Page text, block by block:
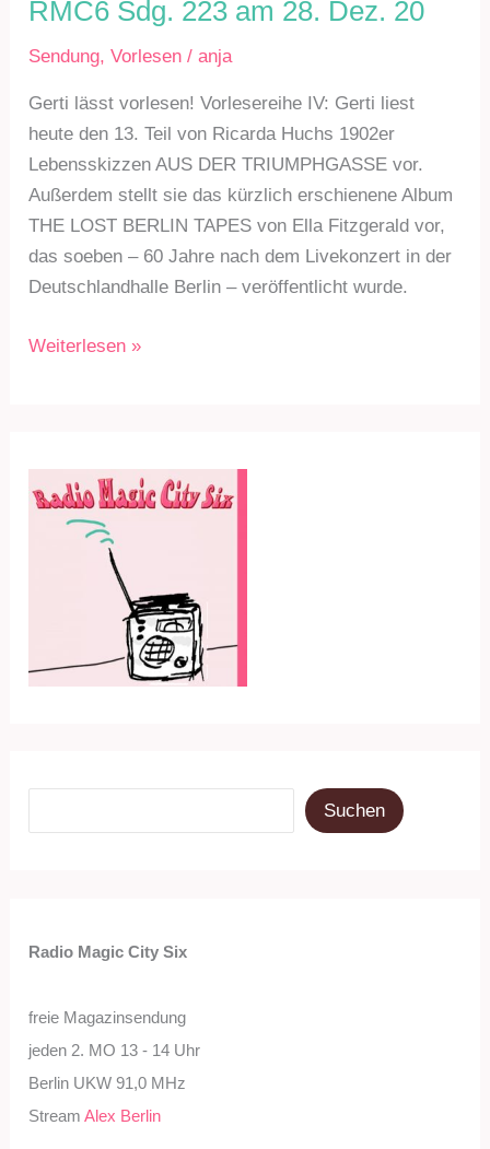
RMC6 Sdg. 223 am 28. Dez. 20
Sendung,Vorlesen /anja
Gerti lässt vorlesen! Vorlesereihe IV: Gerti liest
heute den 13. Teil von Ricarda Huchs 1902er
Lebensskizzen AUS DER TRIUMPHGASSE vor.
Außerdem stellt sie das kürzlich erschienene Album
THE LOST BERLIN TAPES von Ella Fitzgerald vor,
das soeben – 60 Jahre nach dem Livekonzert in der
Deutschlandhalle Berlin – veröffentlicht wurde.
RMC6
28.
Dez.
Weiterlesen »
Suchen
Radio Magic City Six
freie Magazinsendung
jeden 2. MO 13 - 14 Uhr
Berlin UKW 91,0 MHz
StreamAlex Berlin